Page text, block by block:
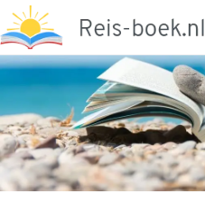
naar
de
inhoud